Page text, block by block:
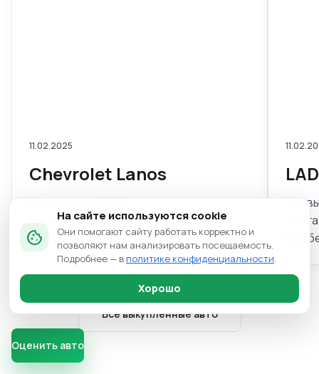
11.02.2025
Chevrolet Lanos
Год выпуска: 2007
Двигатель: бензин
Пробег: -
Год
Все выкупленные авто
Оценить авто
cookie
На сайте используются cookie
Они помогают сайту работать корректно и
позволяют нам анализировать посещаемость.
Подробнее — в политике конфиденциальности.
Хорошо